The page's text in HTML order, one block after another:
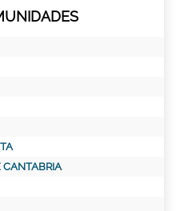
CANTABRIA